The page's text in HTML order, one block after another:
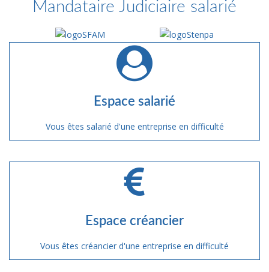
Mandataire Judiciaire salarié
Espace salarié
Vous êtes salarié d'une entreprise en difficulté
Espace créancier
Vous êtes créancier d'une entreprise en difficulté